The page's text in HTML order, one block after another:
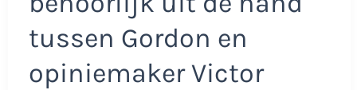
tussen Gordon en
opiniemaker Victor